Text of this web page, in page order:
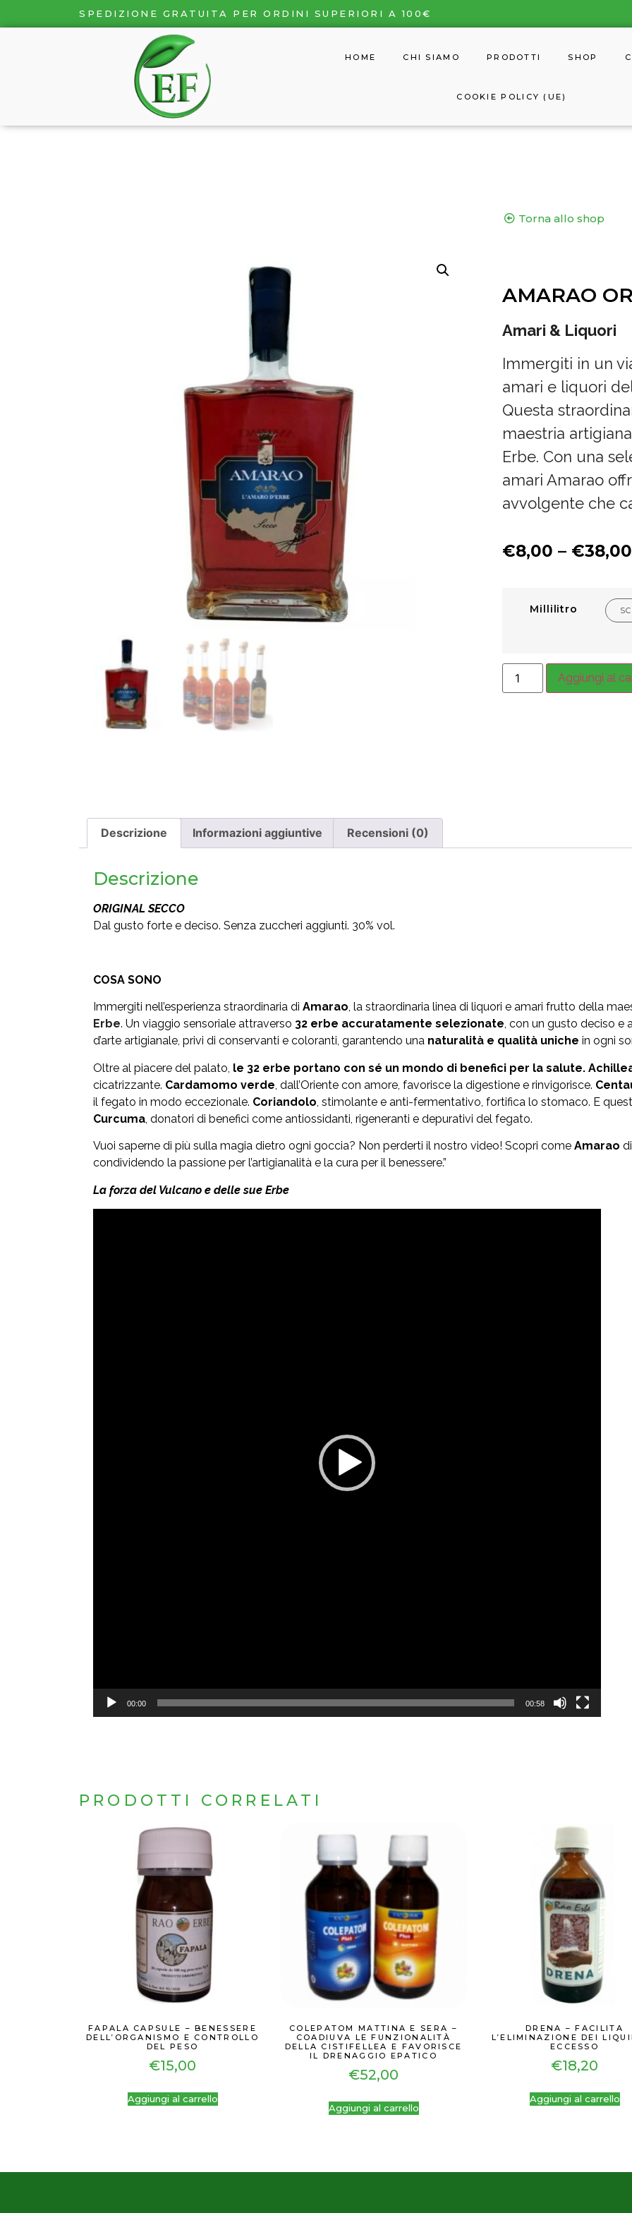
SPEDIZIONE GRATUITA PER ORDINI SUPERIORI A 100€
HOME CHI SIAMO PRODOTTI SHOP
COOKIE POLICY (UE)
Torna allo shop
AMARAO
Amari & Liquori
Immergiti in un
amari e liquori
Questa
maestria
Erbe. Con una
amari Amarao
avvolgente che
€8,00 – €38,00
Millilitro
Aggiungi al
Descrizione Informazioni aggiuntive Recensioni (0)
Descrizione
ORIGINAL SECCO
Dal gusto forte e deciso. Senza zuccheri aggiunti. 30% vol.
COSA SONO
Immergiti nell’esperienza straordinaria di Amarao, la straordinaria linea di liquori e amari frutto della
Erbe. Un viaggio sensoriale attraverso 32 erbe accuratamente selezionate, con un gusto deciso e
d’arte artigianale, privi di conservanti e coloranti, garantendo una naturalità e qualità uniche in ogni
Oltre al piacere del palato, le 32 erbe portano con sé un mondo di benefici per la salute.
cicatrizzante. Cardamomo verde , dall’Oriente con amore, favorisce la digestione e rinvigorisce.
il fegato in modo eccezionale. Coriandolo , stimolante e anti-fermentativo, fortifica lo stomaco. E
Curcuma , donatori di benefici come antiossidanti, rigeneranti e depurativi del fegato.
Vuoi saperne di più sulla magia dietro ogni goccia? Non perderti il nostro video! Scopri come Amarao
condividendo la passione per l’artigianalità e la cura per il benessere.”
La forza del Vulcano e delle sue Erbe
00:00 00:58
PRODOTTI CORRELATI
FAPALA CAPSULE – BENESSERE
DELL’ORGANISMO E CONTROLLO
DEL PESO
€15,00
Aggiungi al carrello
COLEPATOM MATTINA E SERA –
COADIUVA LE FUNZIONALITÀ
DELLA CISTIFELLEA E FAVORISCE
IL DRENAGGIO EPATICO
€52,00
Aggiungi al carrello
DRENA – FACILITA
L’ELIMINAZIONE DEI
ECCESSO
€18,20
Aggiungi al carrello